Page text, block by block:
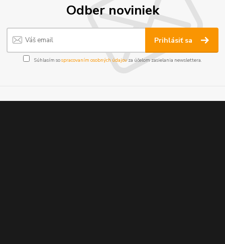
Odber noviniek
Prihlásiť sa
Súhlasím sospracovaním osobných údajov za účelom zasielania newslettera.